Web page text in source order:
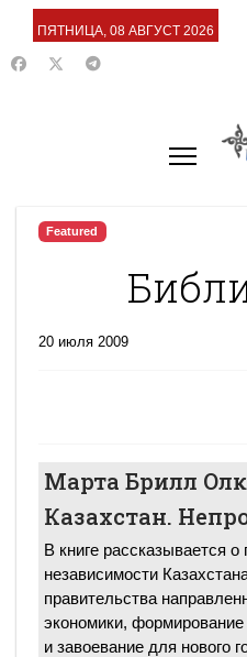
ПЯТНИЦА, 08 АВГУСТ 2026
Featured
20 июля 2009
Марта Брилл
Казахстан.
В книге рассказывается
независимости
правительства
экономики, формирование
и завоевание для нового